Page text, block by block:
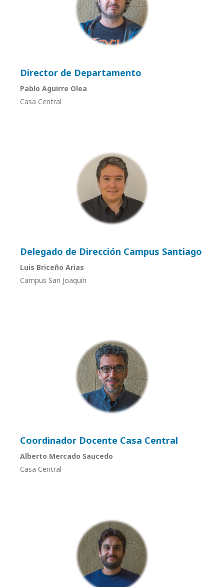
Director de Departamento
Pablo Aguirre Olea
Casa Central
Delegado de Dirección Campus Santiago
Luis Briceño Arias
Campus San Joaquín
Coordinador Docente Casa Central
Alberto Mercado Saucedo
Casa Central